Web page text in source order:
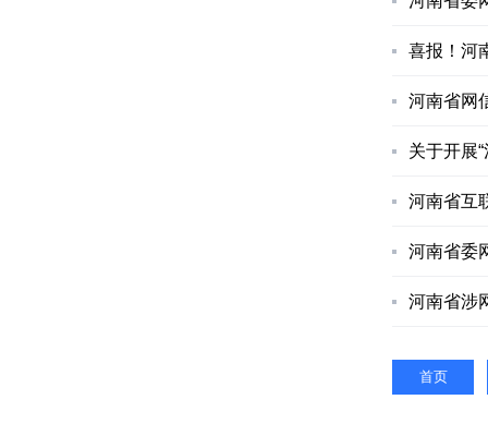
喜报！河
河南省网
关于开展
河南省互
河南省委
河南省涉
首页